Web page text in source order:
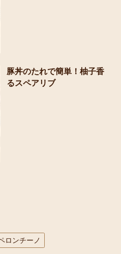
豚丼のたれで簡単！柚子香
るスペアリブ
ロンチーノ